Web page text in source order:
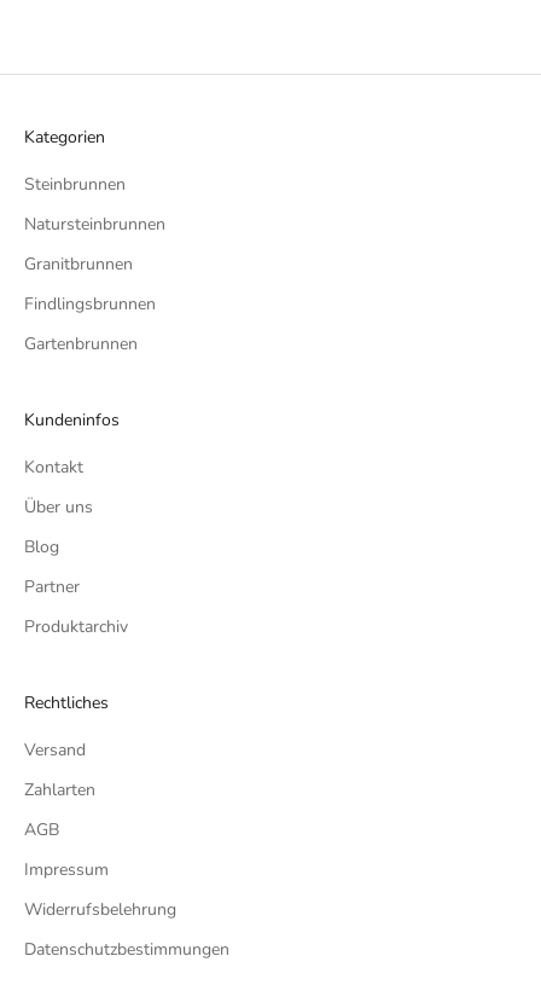
Kategorien
Steinbrunnen
Natursteinbrunnen
Granitbrunnen
Findlingsbrunnen
Gartenbrunnen
Kundeninfos
Kontakt
Über uns
Blog
Partner
Produktarchiv
Rechtliches
Versand
Zahlarten
AGB
Impressum
Widerrufsbelehrung
Datenschutzbestimmungen